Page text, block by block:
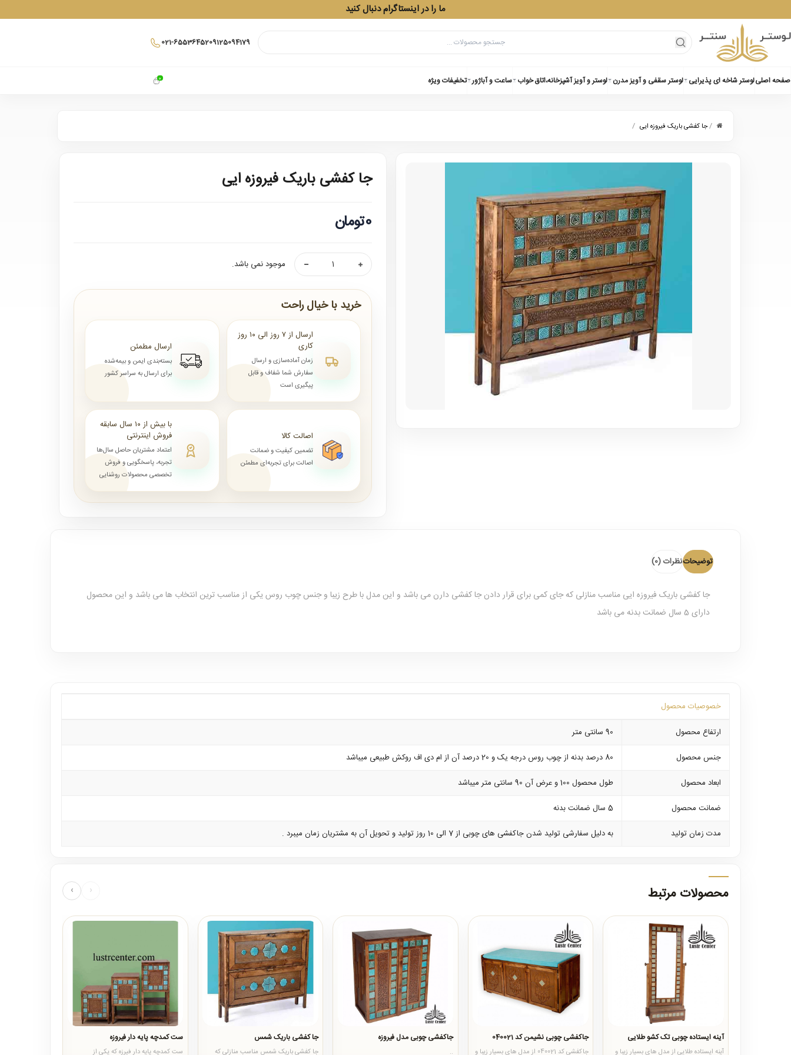
ما را در اینستاگرام دنبال کنید
021-6553645209125094179
0 صفحه اصلیلوستر شاخه ای پذیرایی لوستر سقفی و آویز مدرن لوستر و آویز آشپزخانه،اتاق خواب ساعت و آباژور تخفیفات ویژه
/جا کفشی باریک فیروزه ایی /
جا کفشی باریک فیروزه ایی
0تومان
موجود نمی باشد.
خرید با خیال راحت
ارسال از ۷ روز الی ۱۰ روز
کاری
زمان آماده‌سازی و ارسال
سفارش شما شفاف و قابل
پیگیری است
ارسال مطمئن
بسته‌بندی ایمن و بیمه‌شده
برای ارسال به سراسر کشور
اصالت کالا
تضمین کیفیت و ضمانت
اصالت برای تجربه‌ای مطمئن
با بیش از ۱۰ سال سابقه
فروش اینترنتی
اعتماد مشتریان حاصل سال‌ها
تجربه، پاسخگویی و فروش
تخصصی محصولات روشنایی
توضیحاتنظرات (0)
جا کفشی باریک فیروزه ایی مناسب منازلی که جای کمی برای قرار دادن جا کفشی دارن می باشد و این مدل با طرح زیبا و جنس چوب روس یکی از مناسب ترین انتخاب ها می باشد و این محصول
دارای 5 سال ضمانت بدنه می باشد
خصوصیات محصول
ارتفاع محصول
90 سانتی متر
جنس محصول
80 درصد بدنه از چوب روس درجه یک و 20 درصد آن از ام دی اف روکش طبیعی میباشد
ابعاد محصول
طول محصول 100 و عرض آن 90 سانتی متر میباشد
ضمانت محصول
5 سال ضمانت بدنه
مدت زمان تولید
به دلیل سفارشی تولید شدن جاکفشی های چوبی از 7 الی 10 روز تولید و تحویل آن به مشتریان زمان میبرد .
محصولات مرتبط ‹
›
آینه ایستاده چوبی تک کشو طلایی
آینه ایستاده طلایی از مدل های بسیار زیبا و
جاکفشی چوبی نشیمن کد 040021
جاکفشی کد 040021 از مدل های بسیار زیبا و
جاکفشی چوبی مدل فیروزه
..
جا کفشی باریک شمس
جا کفشی باریک شمس مناسب منازلی که
ست کمدچه پایه دار فیروزه
ست کمدچه پایه دار فیرزه که یکی از